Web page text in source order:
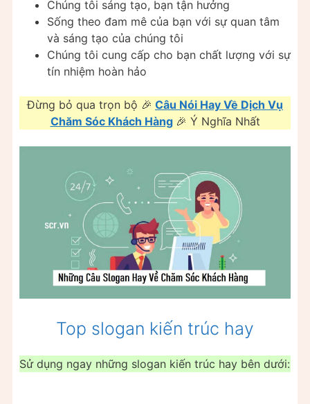
Chúng tôi sáng tạo, bạn tận hưởng
Sống theo đam mê của bạn với sự quan tâm
và sáng tạo của chúng tôi
Chúng tôi cung cấp cho bạn chất lượng với sự
tín nhiệm hoàn hảo
Đừng bỏ qua trọn bộ 🎉 Câu Nói Hay Về Dịch Vụ
Chăm Sóc Khách Hàng 🎉 Ý Nghĩa Nhất
Top slogan kiến trúc hay
Sử dụng ngay những slogan kiến trúc hay bên dưới: